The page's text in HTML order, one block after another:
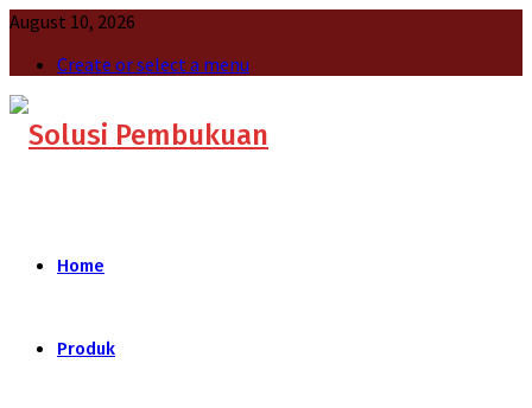
August 10, 2026
Create or select a menu
Home
Produk